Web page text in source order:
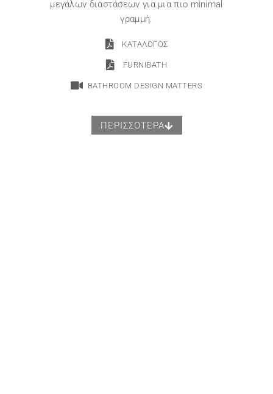
μεγάλων διαστάσεων για μια πιο minimal
γραμμή.
ΚΑΤΑΛΟΓΟΣ
FURNIBATH
BATHROOM DESIGN MATTERS
ΠΕΡΙΣΣΟΤΕΡΑ